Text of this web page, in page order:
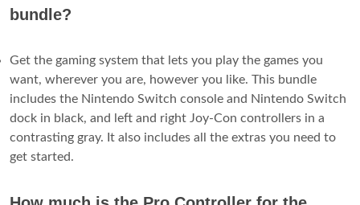
bundle?
Get the gaming system that lets you play the games you
want, wherever you are, however you like. This bundle
includes the Nintendo Switch console and Nintendo Switch
dock in black, and left and right Joy‑Con controllers in a
contrasting gray. It also includes all the extras you need to
get started.